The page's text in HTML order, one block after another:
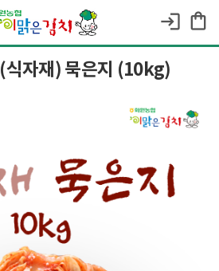
login shopping_bag
(식자재) 묵은지 (10kg)